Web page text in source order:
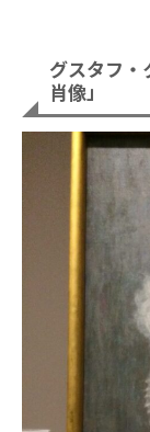
グスタフ・
肖像」